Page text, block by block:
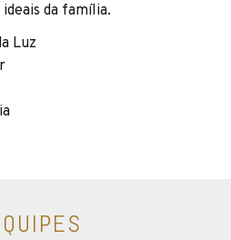
da família.
Luz